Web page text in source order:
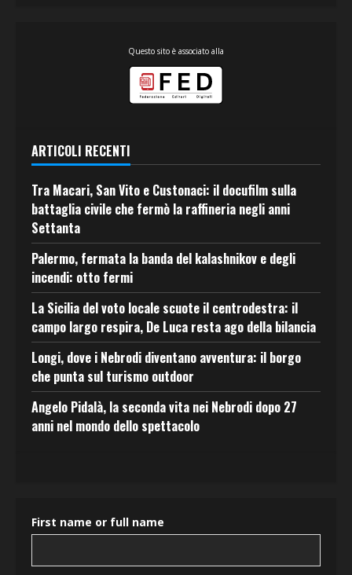
Questo sito è associato alla
ARTICOLI RECENTI
Tra Macari, San Vito e Custonaci: il docufilm sulla
battaglia civile che fermò la raffineria negli anni
Settanta
Palermo, fermata la banda del kalashnikov e degli
incendi: otto fermi
La Sicilia del voto locale scuote il centrodestra: il
campo largo respira, De Luca resta ago della bilancia
Longi, dove i Nebrodi diventano avventura: il borgo
che punta sul turismo outdoor
Angelo Pidalà, la seconda vita nei Nebrodi dopo 27
anni nel mondo dello spettacolo
First name or full name